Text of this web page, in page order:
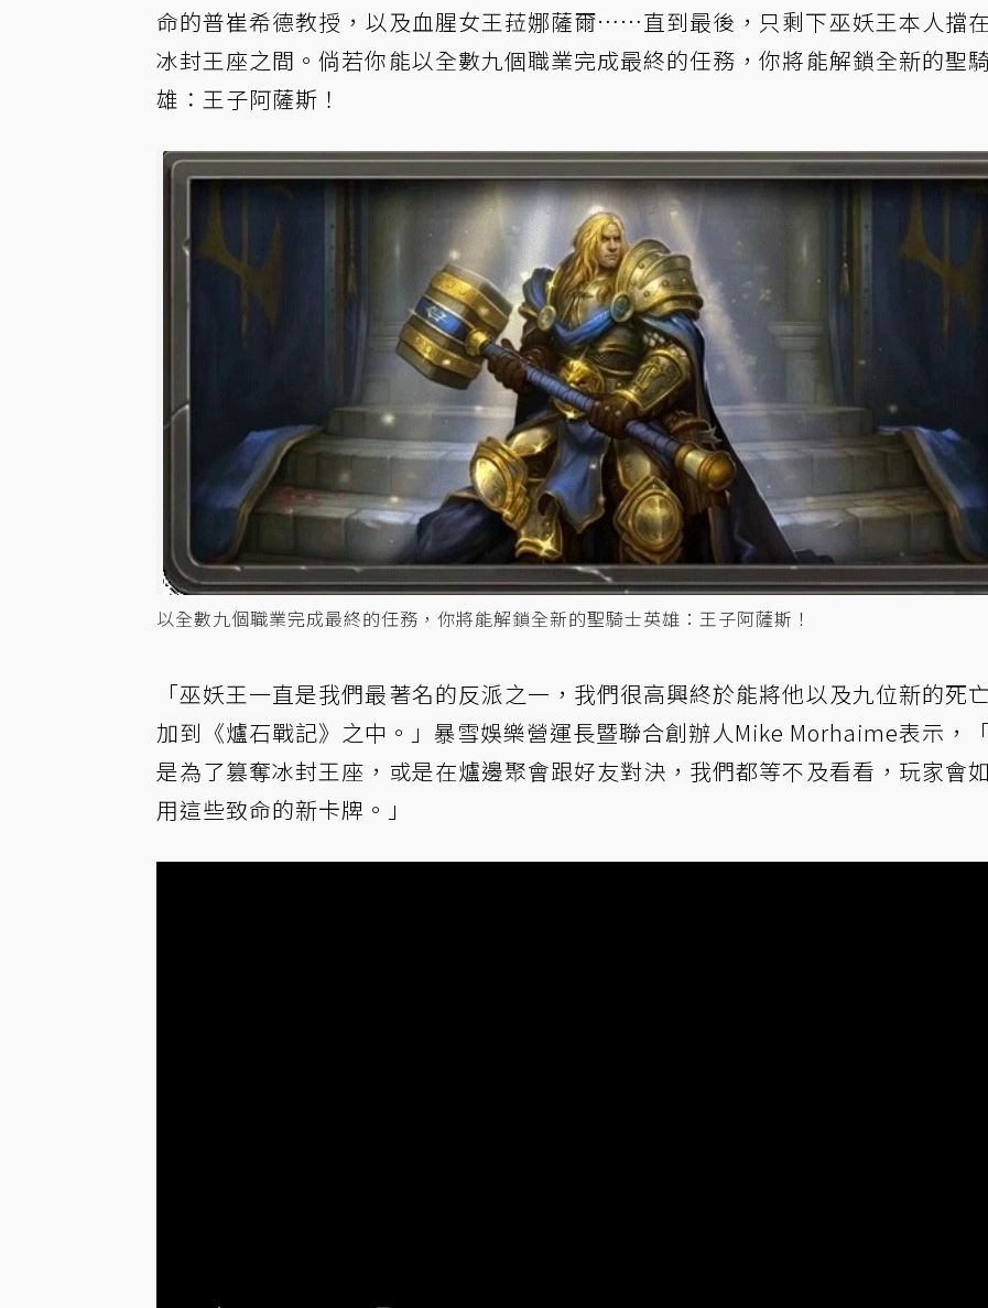
命的普崔希德教授，以及血腥女王菈娜薩爾……直到最後，只剩下巫妖王本人擋
冰封王座之間。倘若你能以全數九個職業完成最終的任務，你將能解鎖全新的聖
雄：王子阿薩斯 ！
以全數九個職業完成最終的任務，你將能解鎖全新的聖騎士英雄：王子阿薩斯！
「巫妖王一直是我們最著名的反派之一，我們很高興終於能將他以及九位新的死
加到《爐石戰記》之中。」暴雪娛樂營運長暨聯合創辦人Mike Morhaime表示，
是為了篡奪冰封王座，或是在爐邊聚會跟好友對決，我們都等不及看看，玩家會
用這些致命的新卡牌。」